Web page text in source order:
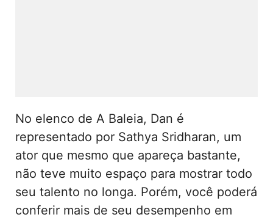
No elenco de A Baleia, Dan é
representado por Sathya Sridharan, um
ator que mesmo que apareça bastante,
não teve muito espaço para mostrar todo
seu talento no longa. Porém, você poderá
conferir mais de seu desempenho em